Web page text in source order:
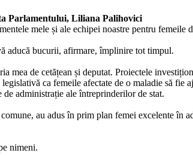
Parlamentului, Liliana Palihovici
mele și ale echipei noastre pentru femeile
aducă bucurii, afirmare, împlinire tot timpul.
mea de cetățean și deputat. Proiectele
ca femeile afectate de o maladie să fie
administrație ale întreprinderilor de stat.
au adus în prim plan femei excelente în
nimeni.